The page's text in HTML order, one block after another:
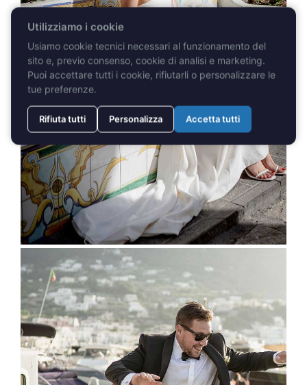
Utilizziamo i cookie
Usiamo cookie tecnici necessari al funzionamento del
sito e, previo consenso, cookie di analisi e marketing.
Puoi accettare tutti i cookie, rifiutarli o personalizzare le
tue preferenze.
Rifiuta tutti Personalizza Accetta tutti